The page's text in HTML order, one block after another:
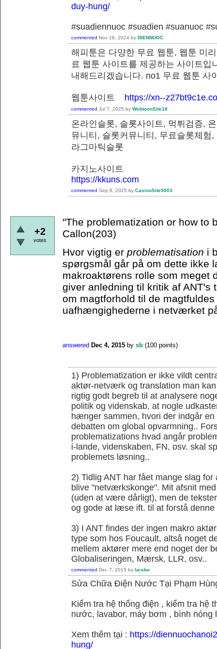
duy-hung/
#suadiennuoc #suadien #suanuoc
commented Nov 16, 2024 by DIENNUOC
해피툰은 다양한 무료 웹툰, 웹툰 미
료 웹툰 사이트를 제공하는 사이트
내해드리겠습니다. no1 무료 웹툰 사
웹툰사이트 https://xn--
commented Jul 7, 2025 by WebtoonSite18
온라인슬롯, 슬롯사이트, 먹튀검증,
뮤니티, 슬롯커뮤니티, 무료슬롯체험
라그마틱슬롯
카지노사이트
https://kkuns.com
commented Sep 8, 2025 by CasinoSite5003
+2
votes
"The problematization or how to
Callon(203)
Hvor vigtig er problematisation i
spørgsmål går på om dette ikke
makroaktørens rolle som meget
giver anledning til kritik af ANT's
om magtforhold til de
uafhængighederne i netværket
answered Dec 4, 2015 by sb (100 points)
1) Problematization er ikke vildt
aktør-netværk og translation man
rigtig godt begreb til at analysere
politik og videnskab, at nogle
hænger sammen, hvori der indgår
debatten om global opvarmning..
problematizations hvad angår
i-lande, videnskaben, FN, osv. skal
problemets løsning..
2) Tidlig ANT har fået mange slag
blive "netværkskonge". Mit afsnit
(uden at være dårligt), men de
og gode at læse ift. til at forstå denne
3) I ANT findes der ingen makro
type som hos Foucault, altså noget
mellem aktører mere end noget der
Globaliseringen, Mærsk, LLR, osv..
commented Dec 7, 2015 by larsbo
Sửa Chữa Điện Nước Tại Phạm
Kiểm tra hệ thống điện , kiểm tra hệ
nước, lavabor, máy bơm , bình nóng
Xem thêm tại : https://
hung/